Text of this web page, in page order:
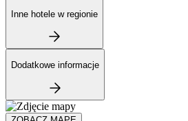
Inne hotele w regionie
Dodatkowe informacje